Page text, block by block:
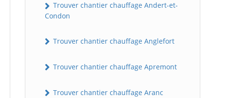
Trouver chantier chauffage Andert-et-
Condon
Trouver chantier chauffage Anglefort
Trouver chantier chauffage Apremont
Trouver chantier chauffage Aranc